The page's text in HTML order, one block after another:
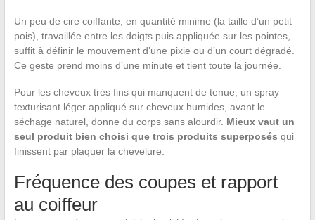
Un peu de cire coiffante, en quantité minime (la taille d’un petit
pois), travaillée entre les doigts puis appliquée sur les pointes,
suffit à définir le mouvement d’une pixie ou d’un court dégradé.
Ce geste prend moins d’une minute et tient toute la journée.
Pour les cheveux très fins qui manquent de tenue, un spray
texturisant léger appliqué sur cheveux humides, avant le
séchage naturel, donne du corps sans alourdir. Mieux vaut un
seul produit bien choisi que trois produits superposés qui
finissent par plaquer la chevelure.
Fréquence des coupes et rapport
au coiffeur